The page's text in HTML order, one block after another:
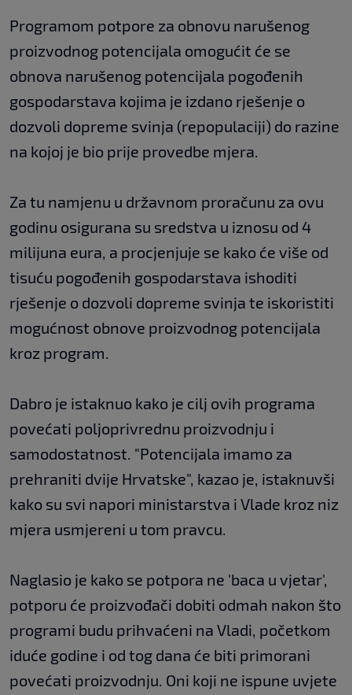
Programom potpore za obnovu narušenog
proizvodnog potencijala omogućit će se
obnova narušenog potencijala pogođenih
gospodarstava kojima je izdano rješenje o
dozvoli dopreme svinja (repopulaciji) do razine
na kojoj je bio prije provedbe mjera.
Za tu namjenu u državnom proračunu za ovu
godinu osigurana su sredstva u iznosu od 4
milijuna eura, a procjenjuje se kako će više od
tisuću pogođenih gospodarstava ishoditi
rješenje o dozvoli dopreme svinja te iskoristiti
mogućnost obnove proizvodnog potencijala
kroz program.
Dabro je istaknuo kako je cilj ovih programa
povećati poljoprivrednu proizvodnju i
samodostatnost. "Potencijala imamo za
prehraniti dvije Hrvatske", kazao je, istaknuvši
kako su svi napori ministarstva i Vlade kroz niz
mjera usmjereni u tom pravcu.
Naglasio je kako se potpora ne 'baca u vjetar',
potporu će proizvođači dobiti odmah nakon što
programi budu prihvaćeni na Vladi, početkom
iduće godine i od tog dana će biti primorani
povećati proizvodnju. Oni koji ne ispune uvjete